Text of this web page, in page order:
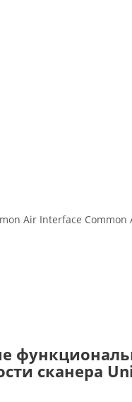
Air Interface
сканера